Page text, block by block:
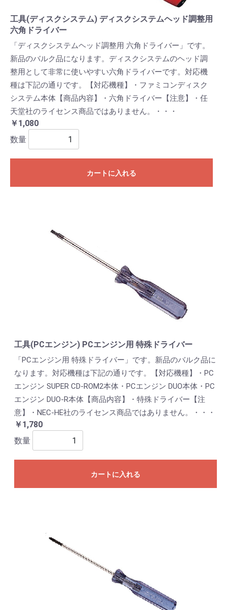
工具(ディスクシステム) ディスクシステムヘッド調整用
六角ドライバー
「ディスクシステムヘッド調整用 六角ドライバー」です。
新品のバルク品になります。ディスクシステムのヘッド調
整用として非常に使いやすい六角ドライバーです。対応機
種は下記の通りです。【対応機種】・ファミコンディスク
システム本体【商品内容】・六角ドライバー【注意】・任
天堂社のライセンス商品ではありません。・・・
￥1,080
数量
カートに入れる
工具(PCエンジン) PCエンジン用 特殊ドライバー
「PCエンジン用 特殊ドライバー」です。新品のバルク品に
なります。対応機種は下記の通りです。【対応機種】・PC
エンジン SUPER CD-ROM2本体・PCエンジン DUO本体・PC
エンジン DUO-R本体【商品内容】・特殊ドライバー【注
意】・NEC-HE社のライセンス商品ではありません。・・・
￥1,780
数量
カートに入れる